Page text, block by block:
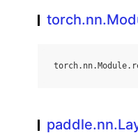
torch. nn. Module.